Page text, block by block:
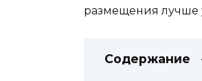
размещения лучше
Содержание